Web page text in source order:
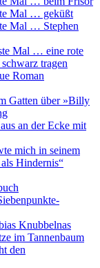
Mal … geküßt
Mal … Stephen
Mal … eine rote
tragen
Roman
Gatten über »Billy
an der Ecke mit
mich in seinem
Hindernis“
Knubbelnas
im Tannenbaum
den